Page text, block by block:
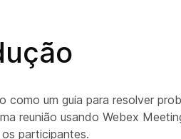
como um guia para resolver
reunião usando Webex
participantes.